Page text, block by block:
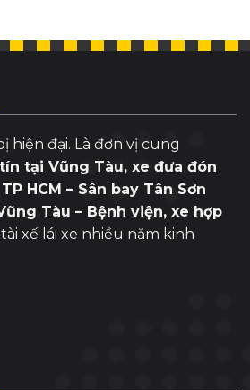
hiện đại. Là đơn vị cung
tại Vũng Tàu, xe đưa đón
HCM – Sân bay Tân Sơn
Tàu – Bệnh viện, xe hợp
tài xế lái xe nhiều năm kinh